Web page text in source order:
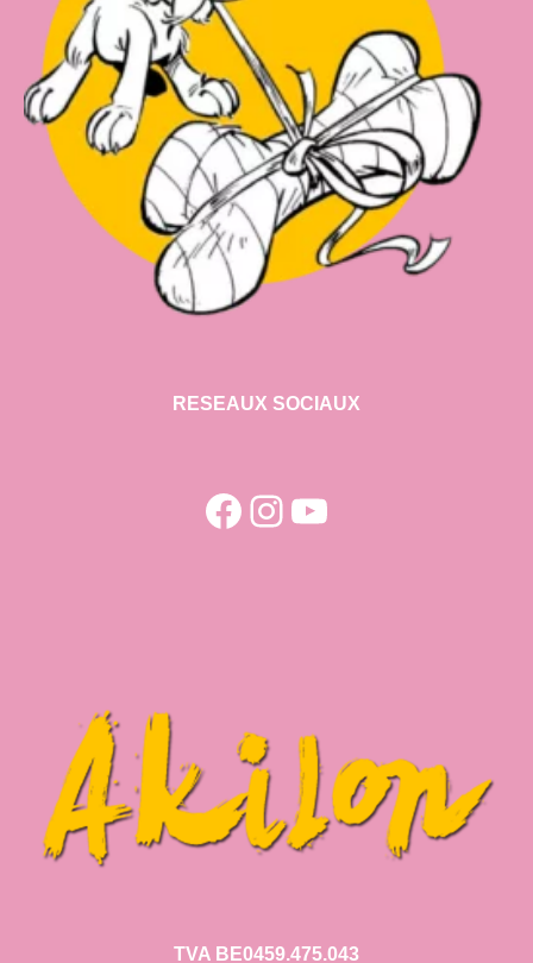
RESEAUX SOCIAUX
Facebook
Instagram
YouTube
TVA BE0459.475.043